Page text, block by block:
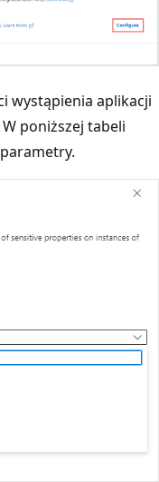
wystąpienia aplikacji
poniższej tabeli